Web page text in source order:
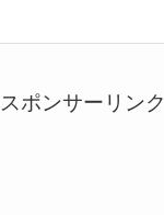
スポンサーリンク